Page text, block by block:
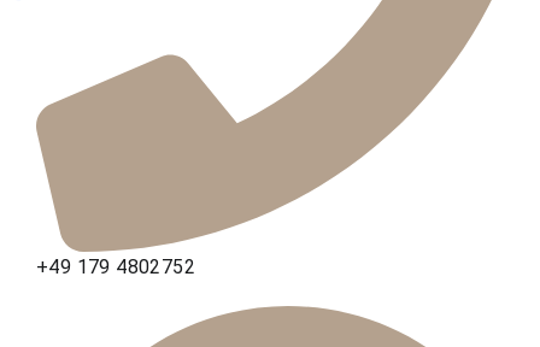
+49 179 4802752